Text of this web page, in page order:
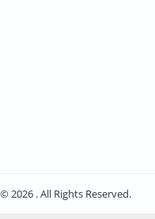
© 2026 . All Rights Reserved.